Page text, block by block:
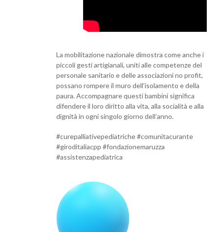
La mobilitazione nazionale dimostra come anche i
piccoli gesti artigianali, uniti alle competenze del
personale sanitario e delle associazioni no profit,
possano rompere il muro dell’isolamento e della
paura. Accompagnare questi bambini significa
difendere il loro diritto alla vita, alla socialità e alla
dignità in ogni singolo giorno dell’anno.
#curepalliativepediatriche #comunitacurante
#giroditaliacpp #fondazionemaruzza
#assistenzapediatrica